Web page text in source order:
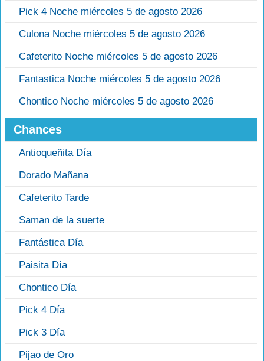
Pick 4 Noche miércoles 5 de agosto 2026
Culona Noche miércoles 5 de agosto 2026
Cafeterito Noche miércoles 5 de agosto 2026
Fantastica Noche miércoles 5 de agosto 2026
Chontico Noche miércoles 5 de agosto 2026
Chances
Antioqueñita Día
Dorado Mañana
Cafeterito Tarde
Saman de la suerte
Fantástica Día
Paisita Día
Chontico Día
Pick 4 Día
Pick 3 Día
Pijao de Oro